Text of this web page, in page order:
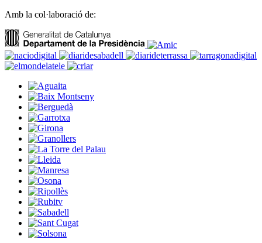
Amb la col·laboració de: